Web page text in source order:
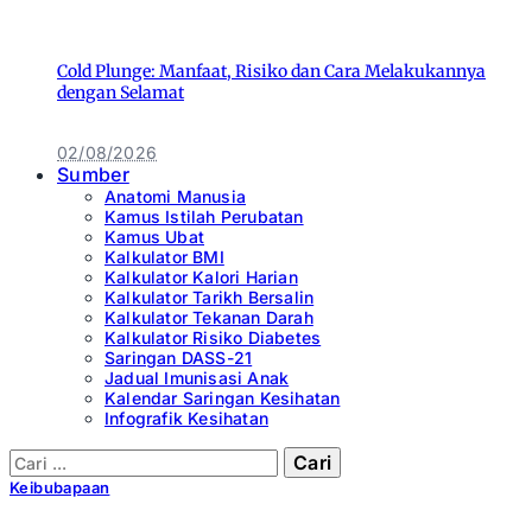
Cold Plunge: Manfaat, Risiko dan Cara Melakukannya
dengan Selamat
02/08/2026
Sumber
Anatomi Manusia
Kamus Istilah Perubatan
Kamus Ubat
Kalkulator BMI
Kalkulator Kalori Harian
Kalkulator Tarikh Bersalin
Kalkulator Tekanan Darah
Kalkulator Risiko Diabetes
Saringan DASS-21
Jadual Imunisasi Anak
Kalendar Saringan Kesihatan
Infografik Kesihatan
Cari:
Keibubapaan